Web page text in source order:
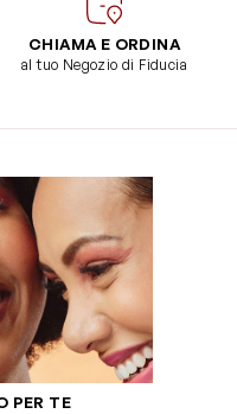
CHIAMA E ORDINA
al tuo Negozio di Fiducia
PER TE